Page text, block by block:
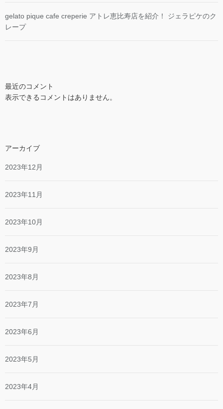
gelato pique cafe creperie アトレ恵比寿店を紹介！ ジェラピケのク
レープ
最近のコメント
表示できるコメントはありません。
アーカイブ
2023年12月
2023年11月
2023年10月
2023年9月
2023年8月
2023年7月
2023年6月
2023年5月
2023年4月